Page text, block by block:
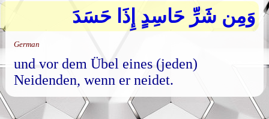
وَمِن شَرِّ حَاسِدٍ إِذَا حَسَدَ
German
und vor dem Übel eines (jeden)
Neidenden, wenn er neidet.